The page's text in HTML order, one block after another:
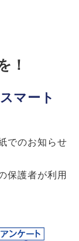
！
マート
でのお知らせ
保護者が利用